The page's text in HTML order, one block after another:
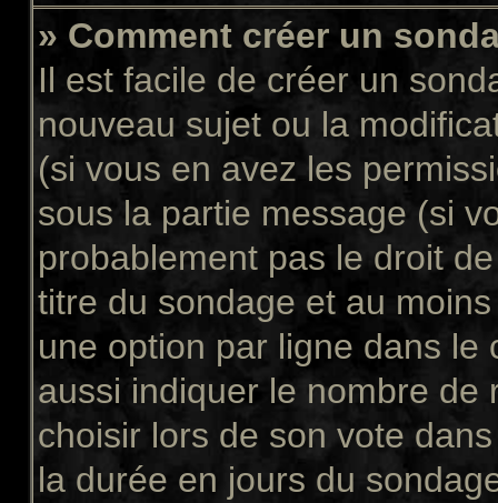
» Comment créer un
Il est facile de créer un
nouveau sujet ou la
(si vous en avez les
sous la partie message (si
probablement pas le droit
titre du sondage et au
une option par ligne dans le
aussi indiquer le nombre de
choisir lors de son vote
la durée en jours du